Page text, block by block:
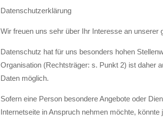
Datenschutzerklärung
Wir freuen uns sehr über Ihr Interesse an unserer
Datenschutz hat für uns besonders hohen
Organisation (Rechtsträger: s. Punkt 2) ist daher
Daten möglich.
Sofern eine Person besondere Angebote oder
Internetseite in Anspruch nehmen möchte,